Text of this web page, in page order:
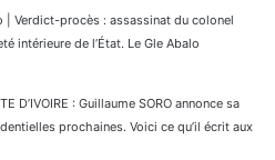
| Verdict-procès : assassinat du colonel
intérieure de l’État. Le Gle Abalo
D’IVOIRE : Guillaume SORO annonce sa
prochaines. Voici ce qu’il écrit aux